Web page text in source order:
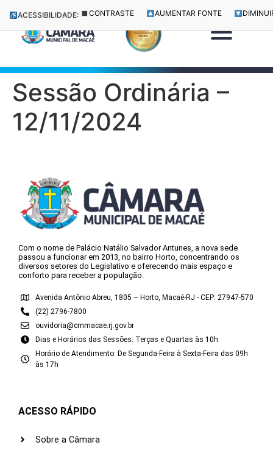
ACESSIBILIDADE: CONTRASTE AUMENTAR FONTE
Sessão Ordinária –
12/11/2024
Com o nome de Palácio Natálio Salvador Antunes, a nova sede
passou a funcionar em 2013, no bairro Horto, concentrando os
diversos setores do Legislativo e oferecendo mais espaço e
conforto para receber a população.
Avenida Antônio Abreu, 1805 – Horto, Macaé-RJ - CEP: 27947-570
(22) 2796-7800
ouvidoria@cmmacae.rj.gov.br
Dias e Horários das Sessões: Terças e Quartas às 10h
Horário de Atendimento: De Segunda-Feira à Sexta-Feira das 09h
às 17h
ACESSO RÁPIDO
Sobre a Câmara